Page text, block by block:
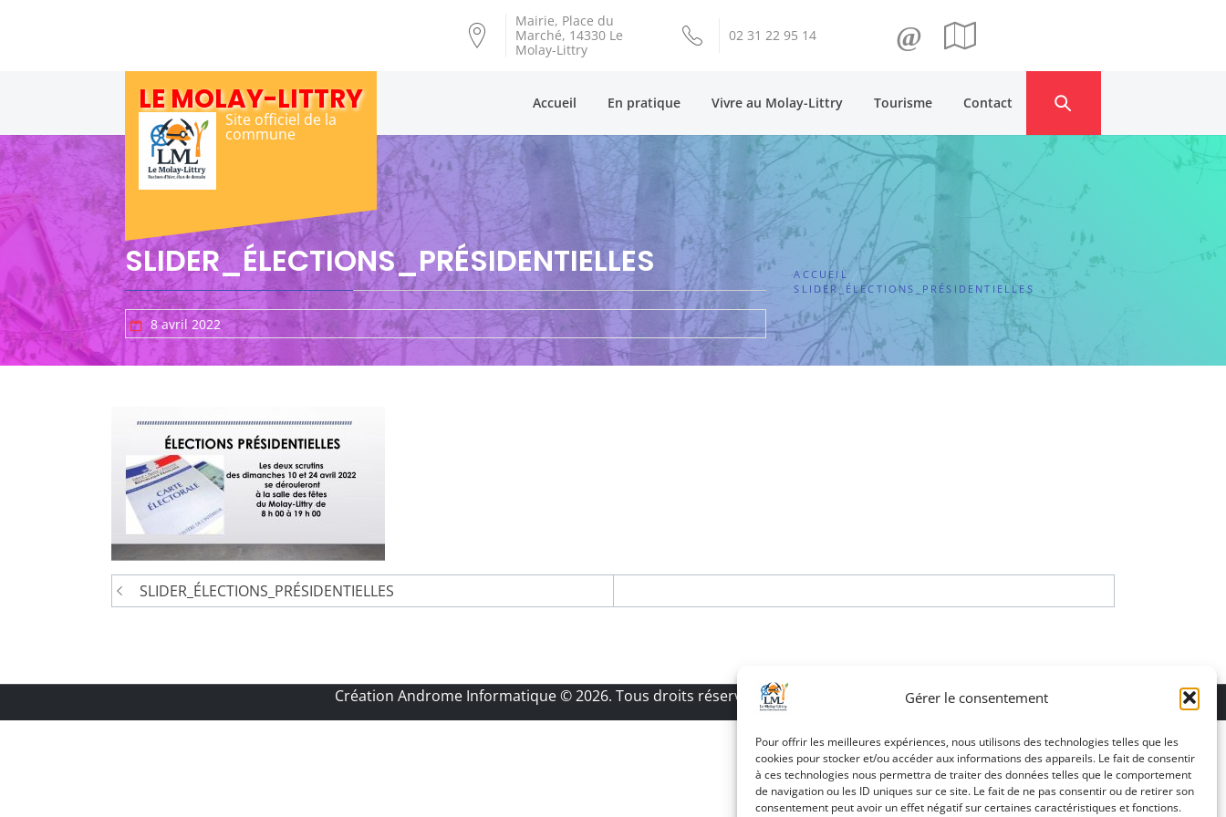
Gérer le consentement
Pour offrir les meilleures expériences, nous utilisons des technologies telles que les
cookies pour stocker et/ou accéder aux informations des appareils. Le fait de consentir
à ces technologies nous permettra de traiter des données telles que le comportement
de navigation ou les ID uniques sur ce site. Le fait de ne pas consentir ou de retirer son
consentement peut avoir un effet négatif sur certaines caractéristiques et fonctions.
Mairie, Place du
Marché, 14330 Le
Molay-Littry
02 31 22 95 14 @
LE MOLAY-LITTRY
Site officiel de la
commune
Accueil En pratique Vivre au Molay-Littry Tourisme Contact
SLIDER_ÉLECTIONS_PRÉSIDENTIELLES
8 avril 2022
ACCUEIL
SLIDER_ÉLECTIONS_PRÉSIDENTIELLES
Navigation
de
SLIDER_ÉLECTIONS_PRÉSIDENTIELLES
Création Androme Informatique© 2026. Tous droits réservés.|Mentions légales